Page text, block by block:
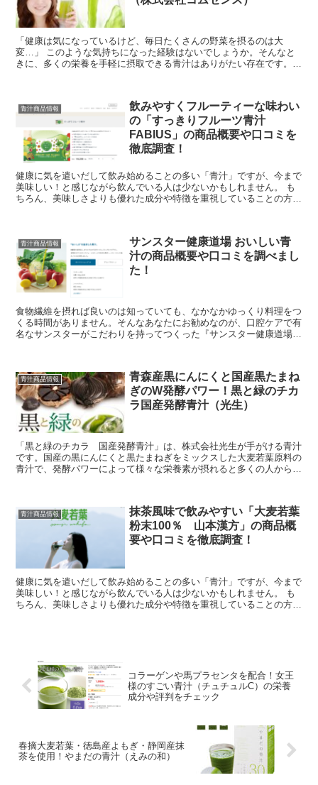
「健康は気になっているけど、毎日たくさんの野菜を摂るのは大
変…」 このような気持ちになった経験はないでしょうか。そんなと
きに、多くの栄養を手軽に摂取できる青汁はありがたい存在です。
青汁商品情報
飲みやすくフルーティーな味わい
の「すっきりフルーツ青汁
FABIUS」の商品概要や口コミを
徹底調査！
健康に気を遣いだして飲み始めることの多い「青汁」ですが、今まで
美味しい！と感じながら飲んでいる人は少ないかもしれません。 も
ちろん、美味しさよりも優れた成分や特徴を重視していることの方が
青汁商品情報
サンスター健康道場 おいしい青
汁の商品概要や口コミを調べまし
た！
食物繊維を摂れば良いのは知っていても、なかなかゆっくり料理をつ
くる時間がありません。そんなあなたにお勧めなのが、口腔ケアで有
名なサンスターがこだわりを持ってつくった『サンスター健康道場
青汁商品情報
青森産黒にんにくと国産黒たまね
ぎのW発酵パワー！黒と緑のチカ
ラ国産発酵青汁（光生）
「黒と緑のチカラ 国産発酵青汁」は、株式会社光生が手がける青汁
です。国産の黒にんにくと黒たまねぎをミックスした大麦若葉原料の
青汁で、発酵パワーによって様々な栄養素が摂れると多くの人から愛
青汁商品情報
抹茶風味で飲みやすい「大麦若葉
粉末100％ 山本漢方」の商品概
要や口コミを徹底調査！
健康に気を遣いだして飲み始めることの多い「青汁」ですが、今まで
美味しい！と感じながら飲んでいる人は少ないかもしれません。 も
ちろん、美味しさよりも優れた成分や特徴を重視していることの方が
コラーゲンや馬プラセンタを配合！女王
様のすごい青汁（チュチュルC）の栄養
成分や評判をチェック
春摘大麦若葉・徳島産よもぎ・静岡産抹
茶を使用！やまだの青汁（えみの和）